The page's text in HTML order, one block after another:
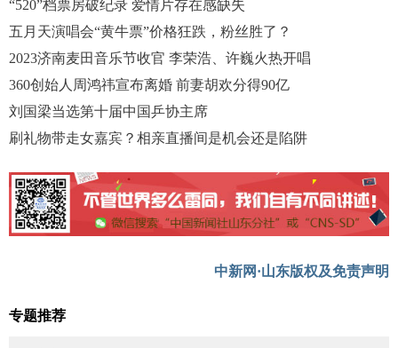
“520”档票房破纪录 爱情片存在感缺失
五月天演唱会“黄牛票”价格狂跌，粉丝胜了？
2023济南麦田音乐节收官 李荣浩、许巍火热开唱
360创始人周鸿祎宣布离婚 前妻胡欢分得90亿
刘国梁当选第十届中国乒协主席
刷礼物带走女嘉宾？相亲直播间是机会还是陷阱
中新网·山东版权及免责声明
专题推荐